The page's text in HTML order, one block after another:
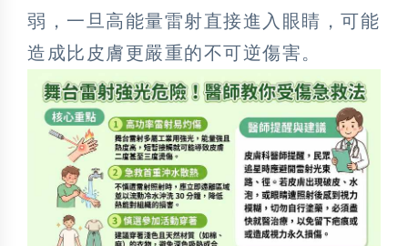
弱，一旦高能量雷射直接進入眼睛，可能
造成比皮膚更嚴重的不可逆傷害。